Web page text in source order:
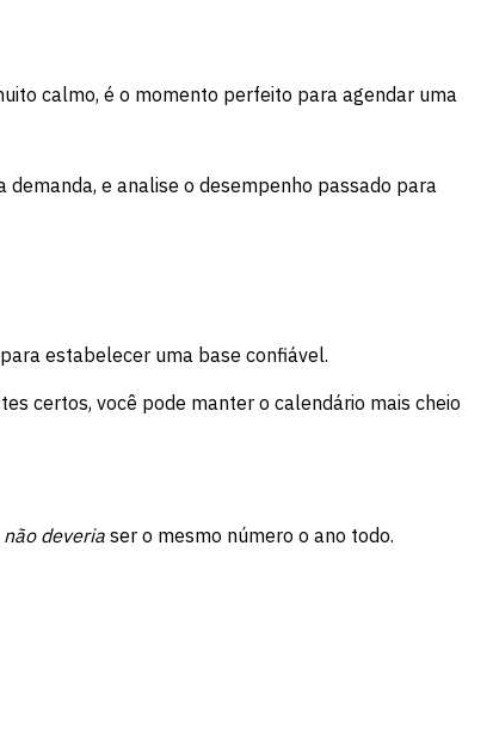
calmo, é o momento perfeito para agendar uma
e analise o desempenho passado para
estabelecer uma base confiável.
certos, você pode manter o calendário mais cheio
não deveria ser o mesmo número o ano todo.